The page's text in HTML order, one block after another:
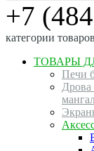
+7
категории товаров
ТОВАРЫ
Печи
Дрова